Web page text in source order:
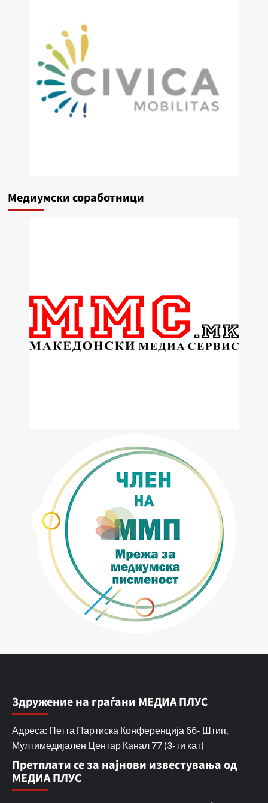
Медиумски соработници
Здружение на граѓани МЕДИА ПЛУС
Адреса: Петта Партиска Конференција бб- Штип,
Мултимедијален Центар Канал 77 (3-ти кат)
Претплати се за најнови известувања од
МЕДИА ПЛУС